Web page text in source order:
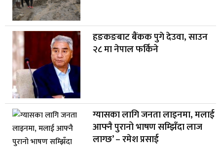
हङकङबाट बैंकक पुगे देउवा, साउन
२८ मा नेपाल फर्किने
ग्यासका लागि जनता लाइनमा, मलाई
आफ्नै पुरानो भाषण सम्झिँदा लाज
लाग्छ’ – रमेश प्रसाई